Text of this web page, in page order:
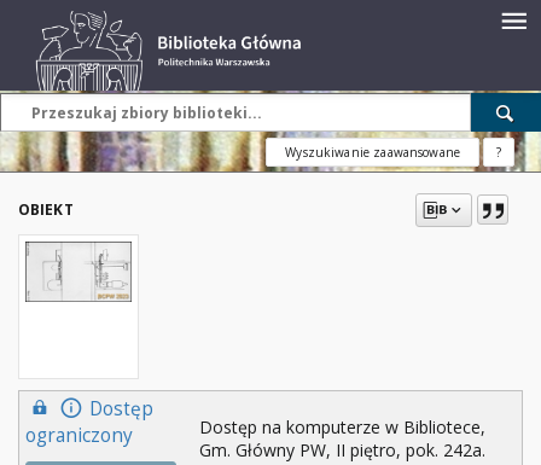
Wyszukiwanie zaawansowane ?
OBIEKT
Dostęp
ograniczony
Dostęp na komputerze w Bibliotece,
Gm. Główny PW, II piętro, pok. 242a.